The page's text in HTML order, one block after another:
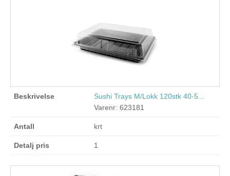
Sushi Trays M/Lokk 120stk 40-5...
Varenr: 623181
krt
1